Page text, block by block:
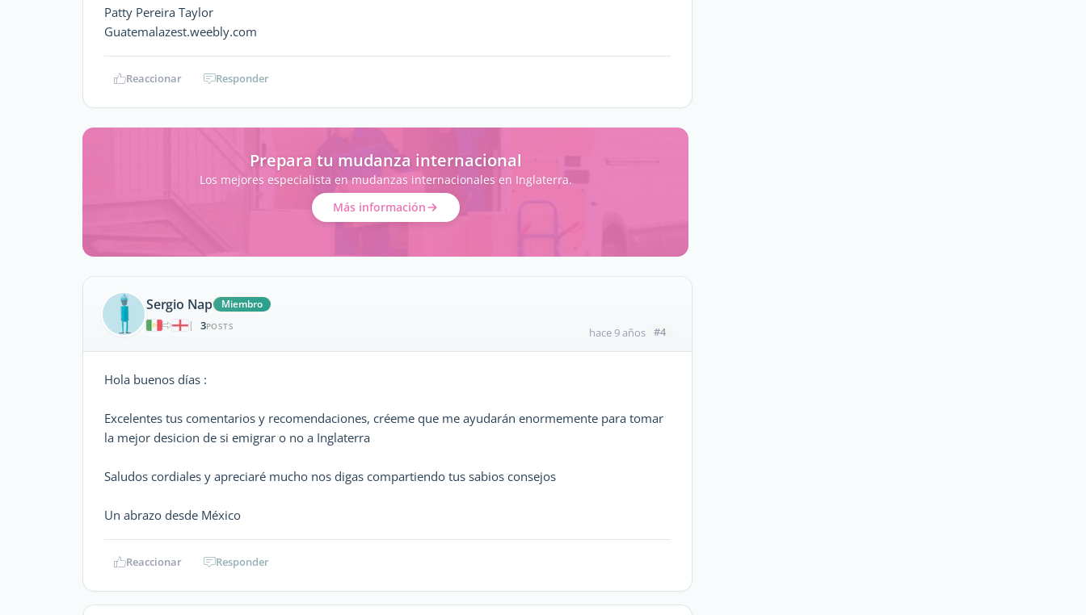
Patty Pereira Taylor
Guatemalazest.weebly.com
Reaccionar Responder
Prepara tu mudanza internacional
Los mejores especialista en mudanzas internacionales en Inglaterra.
Más información
Sergio Nap
Miembro
|
3POSTS hace 9 años #4
Hola buenos días :
Excelentes tus comentarios y recomendaciones, créeme que me ayudarán enormemente para tomar
la mejor desicion de si emigrar o no a Inglaterra
Saludos cordiales y apreciaré mucho nos digas compartiendo tus sabios consejos
Un abrazo desde México
Reaccionar Responder